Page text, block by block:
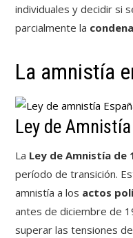
individuales y decidir si
parcialmente la condena
La amnistía
Ley de
La Ley de Amnistía de
período de transición.
amnistía a los actos
antes de diciembre de
superar las tensiones